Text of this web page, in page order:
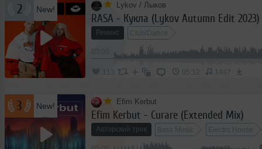
май
июнь
июль
сентябрь
ноябрь
2020
2021
2022
2023
2025
2026
2 New! Lykov / Лыков
RASA - Кукла (Lykov Autumn Edit 2023)
Ремикс Club/Dance
113 05:12 1447
3 New! Efim Kerbut
Efim Kerbut - Curare (Extended Mix)
Авторский трек Bass Music Electro House